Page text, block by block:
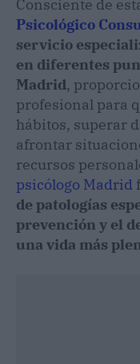
Consciente de
Psicológico
servicio
en diferentes
Madrid,
profesional para
hábitos, superar
afrontar
recursos
psicólogo Madrid
de patologías
prevención y el
una vida más